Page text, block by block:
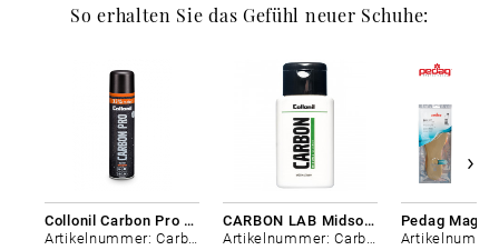
So erhalten Sie das Gefühl neuer Schuhe:
Collonil Carbon Pro 400 ml
Artikelnummer: Carbon-0
CARBON LAB Midsole Cleaner
Artikelnummer: Carbon-0